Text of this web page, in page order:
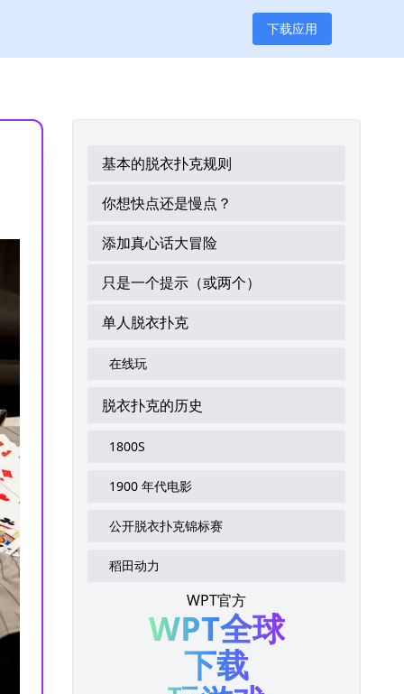
下载应用
基本的脱衣扑克规则
你想快点还是慢点？
添加真心话大冒险
只是一个提示（或两个）
单人脱衣扑克
在线玩
脱衣扑克的历史
1800S
1900 年代电影
公开脱衣扑克锦标赛
稻田动力
WPT官方
WPT全球
下载